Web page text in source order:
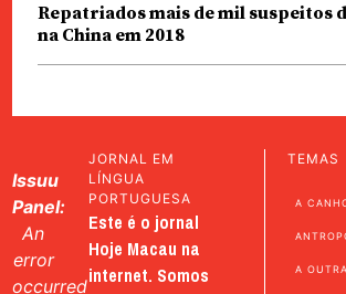
Repatriados mais de mil suspeitos
na China em 2018
Issuu
Panel:
An
error
occurred
JORNAL EM
LÍNGUA
PORTUGUESA
Este é o jornal
Hoje Macau na
internet. Somos
TEMAS
A
A